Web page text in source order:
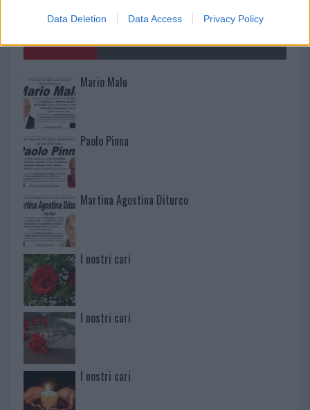
Data Deletion Data Access Privacy Policy
Mario Malu
Paolo Pinna
Martina Agostina Diturco
I nostri cari
I nostri cari
I nostri cari